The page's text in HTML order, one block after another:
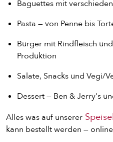
Baguettes mit
Pasta — von Penne bis
Burger mit Rindfleisch
Produktion
Salate, Snacks und Vegi/
Dessert — Ben & Jerry's
Alles was auf unserer
kann bestellt werden —